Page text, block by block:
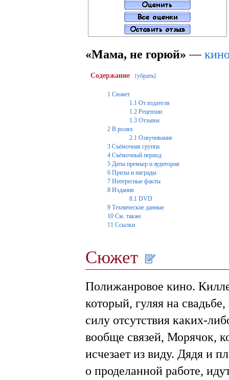
«Мама, не горюй» —
Содержание [убрать]
1 Сюжет
1.1 От издателя
1.2 Рецензии
1.3 Отзывы
2 В ролях
2.1 Озвучивание
3 Съёмочная группа
4 Съёмочный период
5 Даты премьер и аудитория
6 Призы и награды
7 Интересные факты
8 Издания
8.1 DVD
9 Технические данные
10 См. также
11 Ссылки
Сюжет
Полижанровое кино.
который, гуляя на
силу отсутствия каких-
вообще связей, Морячок,
исчезает из виду. Дядя и
о проделанной работе,